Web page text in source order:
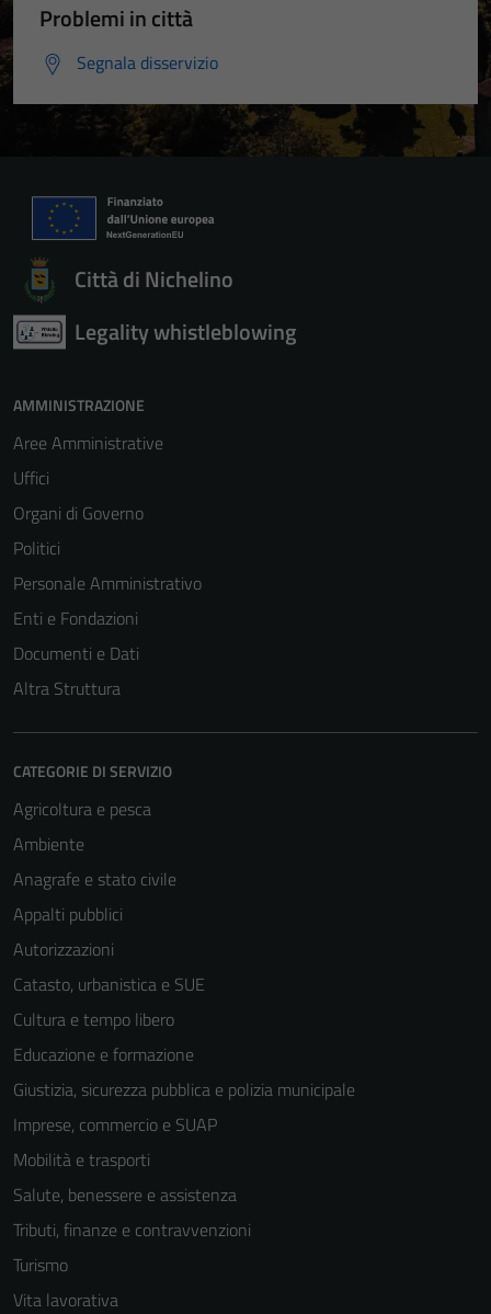
Problemi in città
Segnala disservizio
Città di Nichelino
Legality whistleblowing
AMMINISTRAZIONE
Aree Amministrative
Uffici
Organi di Governo
Politici
Personale Amministrativo
Enti e Fondazioni
Documenti e Dati
Altra Struttura
CATEGORIE DI SERVIZIO
Agricoltura e pesca
Ambiente
Anagrafe e stato civile
Appalti pubblici
Autorizzazioni
Catasto, urbanistica e SUE
Cultura e tempo libero
Educazione e formazione
Giustizia, sicurezza pubblica e polizia municipale
Imprese, commercio e SUAP
Mobilità e trasporti
Salute, benessere e assistenza
Tributi, finanze e contravvenzioni
Turismo
Vita lavorativa
possono
essere